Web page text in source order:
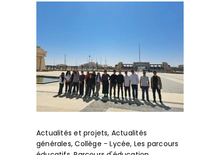
Actualités et projets, Actualités
générales,Collège - Lycée, Les parcours